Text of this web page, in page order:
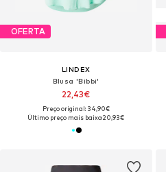
OFERTA
LINDEX
Blusa 'Bibbi'
22,43€
Preço original: 34,90€
Último preço mais baixo:20,93€